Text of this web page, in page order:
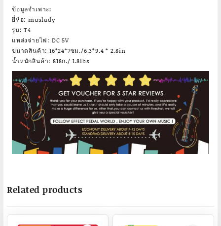
ข้อมูลจำเพาะ:
ยี่ห้อ: muslady
รุ่น: T4
แหล่งจ่ายไฟ: DC 5V
ขนาดสินค้า: 16*24*7ซม./6.3*9.4 * 2.8in
น้ำหนักสินค้า: 818ก./ 1.8lbs
Related products